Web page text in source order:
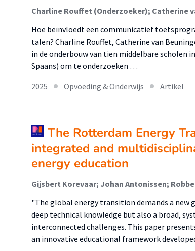
Charline Rouffet (Onderzoeker); Catherine
Hoe beïnvloedt een communicatief
talen? Charline Rouffet, Catherine van
in de onderbouw van tien middelbare scholen
Spaans) om te onderzoeken …
2025
Opvoeding & Onderwijs Artikel
The Rotterdam Energy
integrated and
energy education
Gijsbert Korevaar; Johan Antonissen;
"The global energy transition demands a
deep technical knowledge but also a broad,
interconnected challenges. This paper
an innovative educational framework